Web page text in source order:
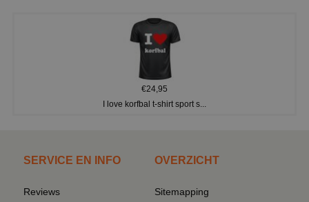
€24,95
I love korfbal t-shirt sport s...
SERVICE EN INFO
Reviews
OVERZICHT
Sitemapping